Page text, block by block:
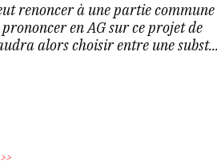
renoncer à une partie commune
en AG sur ce projet de
alors choisir entre une subst...
>>